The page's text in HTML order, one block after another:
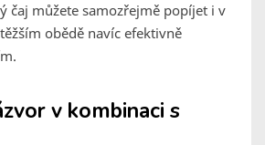
čaj můžete samozřejmě popíjet i v
obědě navíc efektivně
v kombinaci s